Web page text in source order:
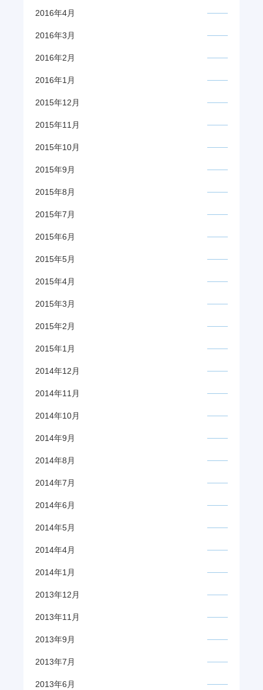
2016年4月
2016年3月
2016年2月
2016年1月
2015年12月
2015年11月
2015年10月
2015年9月
2015年8月
2015年7月
2015年6月
2015年5月
2015年4月
2015年3月
2015年2月
2015年1月
2014年12月
2014年11月
2014年10月
2014年9月
2014年8月
2014年7月
2014年6月
2014年5月
2014年4月
2014年1月
2013年12月
2013年11月
2013年9月
2013年7月
2013年6月